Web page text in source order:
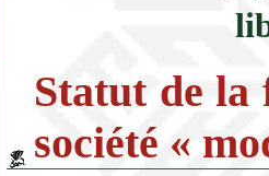
Statut de la
société «